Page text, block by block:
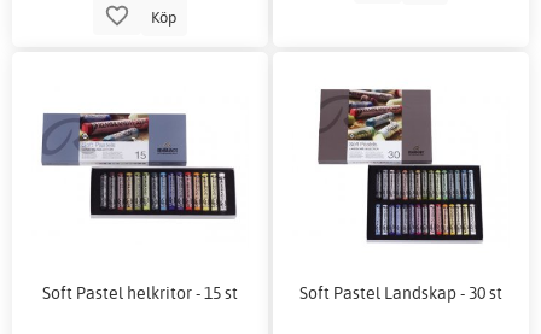
Köp
Soft Pastel helkritor - 15 st Soft Pastel Landskap - 30 st